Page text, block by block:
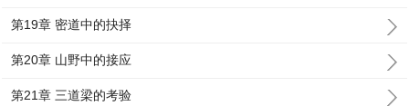
第19章 密道中的抉择
第20章 山野中的接应
第21章 三道梁的考验